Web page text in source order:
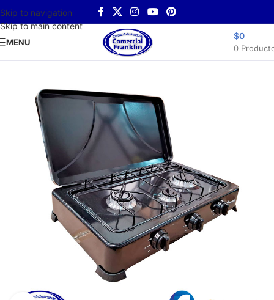
Skip to navigation
Skip to main content
MENU
0
$0